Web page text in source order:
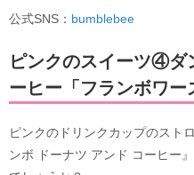
公式SNS： bumblebee
ピンクのスイーツ④ダ
ーヒー「フランボワー
ピンクのドリンクカップのスト
ンボ ドーナツ アンド コーヒー